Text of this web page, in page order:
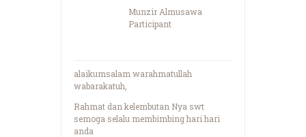
Munzir Almusawa
Participant
alaikumsalam warahmatullah
wabarakatuh,
Rahmat dan kelembutan Nya swt
semoga selalu membimbing hari hari
anda